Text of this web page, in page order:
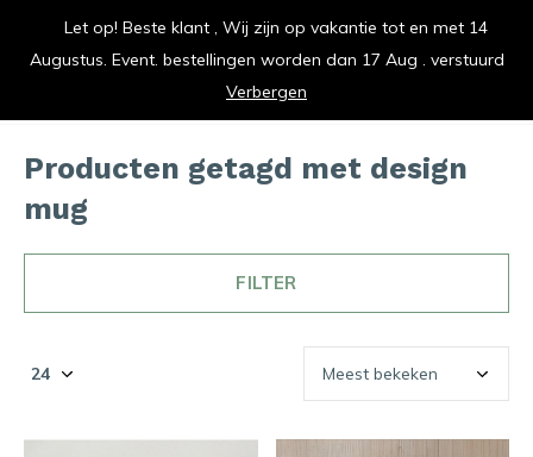
vrolijk je keuken op
Producten getagd met design
mug
FILTER
Let op! Beste klant , Wij zijn op vakantie tot en met 14
Augustus. Event. bestellingen worden dan 17 Aug . verstuurd
Verbergen